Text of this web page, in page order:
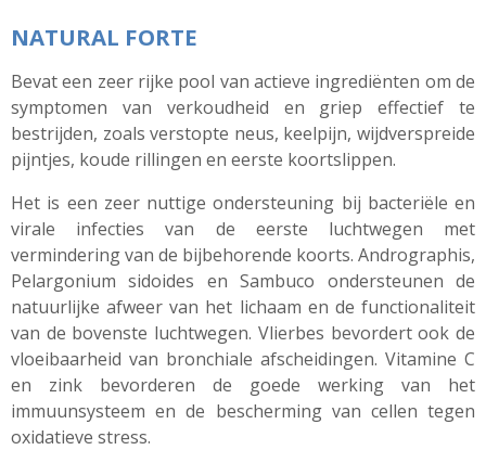
NATURAL FORTE
Bevat een zeer rijke pool van actieve ingrediënten om de
symptomen van verkoudheid en griep effectief te
bestrijden, zoals verstopte neus, keelpijn, wijdverspreide
pijntjes, koude rillingen en eerste koortslippen.
Het is een zeer nuttige ondersteuning bij bacteriële en
virale infecties van de eerste luchtwegen met
vermindering van de bijbehorende koorts. Andrographis,
Pelargoniumsidoides enSambuco ondersteunen de
natuurlijke afweer van het lichaam en de functionaliteit
van de bovenste luchtwegen. Vlierbes bevordert ook de
vloeibaarheid van bronchiale afscheidingen. Vitamine C
en zink bevorderen de goede werking van het
immuunsysteem en de bescherming van cellen tegen
oxidatieve stress.